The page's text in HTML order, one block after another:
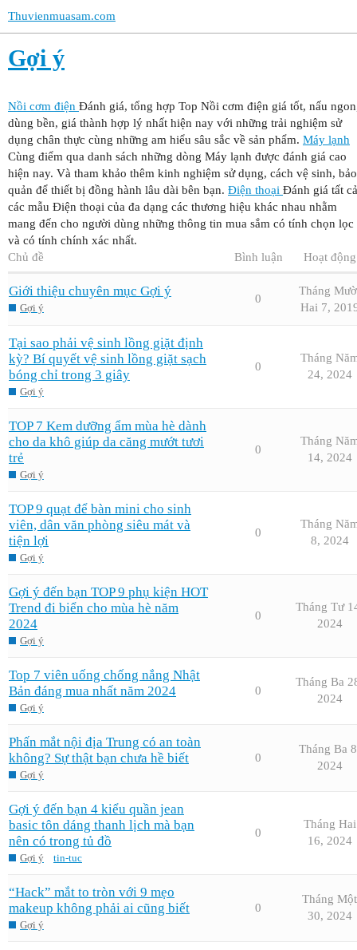
Thuvienmuasam.com
Gợi ý
Nồi cơm điện Đánh giá, tổng hợp Top Nồi cơm điện giá tốt, nấu
dùng bền, giá thành hợp lý nhất hiện nay với những trải nghiệm sử
dụng chân thực cùng những am hiểu sâu sắc về sản phẩm. Máy lạnh
Cùng điểm qua danh sách những dòng Máy lạnh được đánh giá cao
hiện nay. Và tham khảo thêm kinh nghiệm sử dụng, cách vệ sinh, bảo
quản để thiết bị đồng hành lâu dài bên bạn. Điện thoại Đánh giá tất cả
các mẫu Điện thoại của đa dạng các thương hiệu khác nhau nhằm
mang đến cho người dùng những thông tin mua sắm có tính chọn lọc
và có tính chính xác nhất.
Chủ đề
Bình luận Hoạt động
Giới thiệu chuyên mục Gợi ý
Gợi ý
0
Tháng
Hai 7,
Tại sao phải vệ sinh lồng giặt định
kỳ? Bí quyết vệ sinh lồng giặt sạch
bóng chỉ trong 3 giây
Gợi ý
0
Tháng
24, 2024
TOP 7 Kem dưỡng ẩm mùa hè dành
cho da khô giúp da căng mướt tươi
trẻ
Gợi ý
0
Tháng
14, 2024
TOP 9 quạt để bàn mini cho sinh
viên, dân văn phòng siêu mát và
tiện lợi
Gợi ý
0
Tháng
8, 2024
Gợi ý đến bạn TOP 9 phụ kiện HOT
Trend đi biển cho mùa hè năm
2024
Gợi ý
0
Tháng Tư
2024
Top 7 viên uống chống nắng Nhật
Bản đáng mua nhất năm 2024
Gợi ý
0
Tháng Ba
2024
Phấn mắt nội địa Trung có an toàn
không? Sự thật bạn chưa hề biết
Gợi ý
0
Tháng Ba
2024
Gợi ý đến bạn 4 kiểu quần jean
basic tôn dáng thanh lịch mà bạn
nên có trong tủ đồ
Gợi ý tin-tuc
0
Tháng Hai
16, 2024
“Hack” mắt to tròn với 9 mẹo
makeup không phải ai cũng biết
Gợi ý
0
Tháng Một
30, 2024